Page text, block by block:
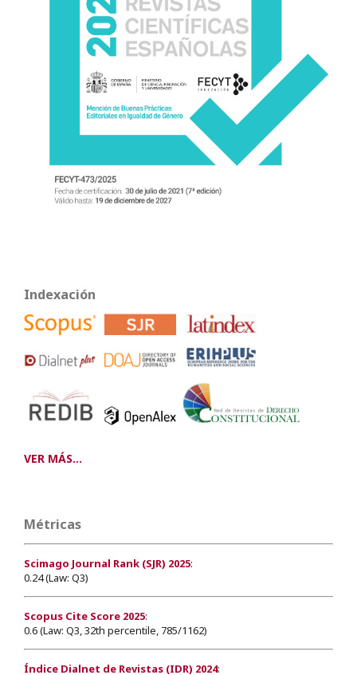
Indexación
VER MÁS...
Métricas
Scimago Journal Rank (SJR) 2025:
0.24 (Law: Q3)
Scopus Cite Score 2025:
0.6 (Law: Q3, 32th percentile, 785/1162)
Índice Dialnet de Revistas (IDR) 2024: